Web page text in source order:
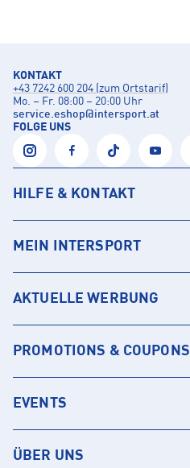
KONTAKT
+43 7242 600 204 (zum Ortstarif)
Mo. – Fr. 08:00 – 20:00 Uhr
service.eshop@intersport.at
FOLGE UNS
HILFE & KONTAKT
MEIN INTERSPORT
AKTUELLE WERBUNG
PROMOTIONS & COUPONS
EVENTS
ÜBER UNS